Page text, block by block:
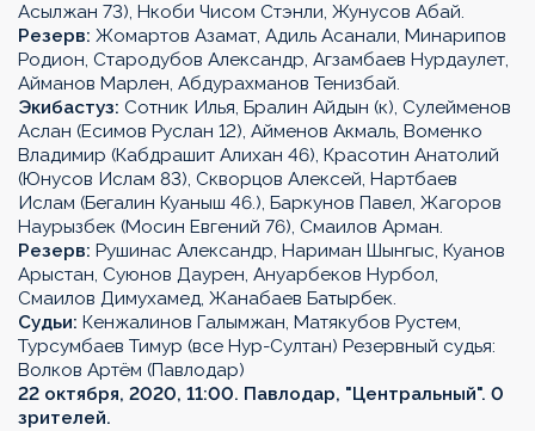
Асылжан 73), Нкоби Чисом Стэнли, Жунусов Абай.
Резерв: Жомартов Азамат, Адиль Асанали, Минарипов
Родион, Стародубов Александр, Агзамбаев Нурдаулет,
Айманов Марлен, Абдурахманов Тенизбай.
Экибастуз: Сотник Илья, Бралин Айдын (к), Сулейменов
Аслан (Есимов Руслан 12), Айменов Акмаль, Воменко
Владимир (Кабдрашит Алихан 46), Красотин Анатолий
(Юнусов Ислам 83), Скворцов Алексей, Нартбаев
Ислам (Бегалин Куаныш 46.), Баркунов Павел, Жагоров
Наурызбек (Мосин Евгений 76), Смаилов Арман.
Резерв: Рушинас Александр, Нариман Шынгыс, Куанов
Арыстан, Суюнов Даурен, Ануарбеков Нурбол,
Смаилов Димухамед, Жанабаев Батырбек.
Судьи: Кенжалинов Галымжан, Матякубов Рустем,
Турсумбаев Тимур (все Нур-Султан) Резервный судья:
Волков Артём (Павлодар)
22 октября, 2020, 11:00. Павлодар, "Центральный". 0
зрителей.